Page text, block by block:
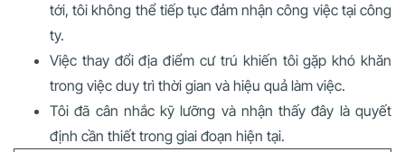
tới, tôi không thể tiếp tục đảm nhận công việc tại công
ty.
Việc thay đổi địa điểm cư trú khiến tôi gặp khó khăn
trong việc duy trì thời gian và hiệu quả làm việc.
Tôi đã cân nhắc kỹ lưỡng và nhận thấy đây là quyết
định cần thiết trong giai đoạn hiện tại.